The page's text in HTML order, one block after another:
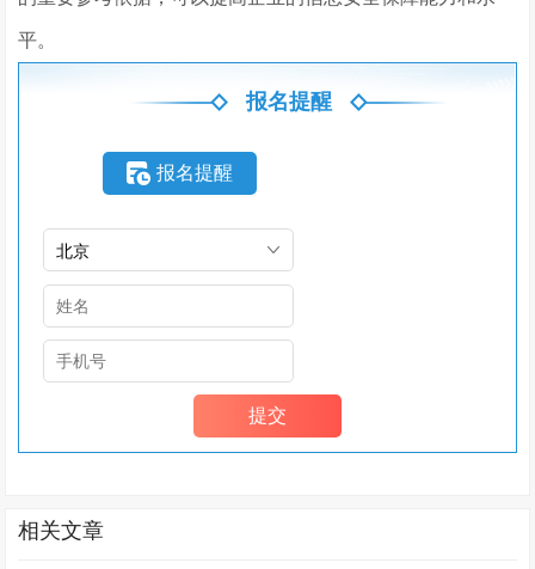
平。
报名提醒
报名提醒
相关文章